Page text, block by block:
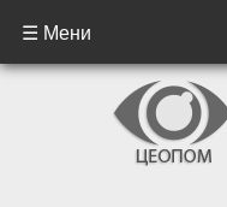
☰ Мени